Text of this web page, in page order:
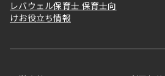
レバウェル保育士 保育士向
けお役立ち情報